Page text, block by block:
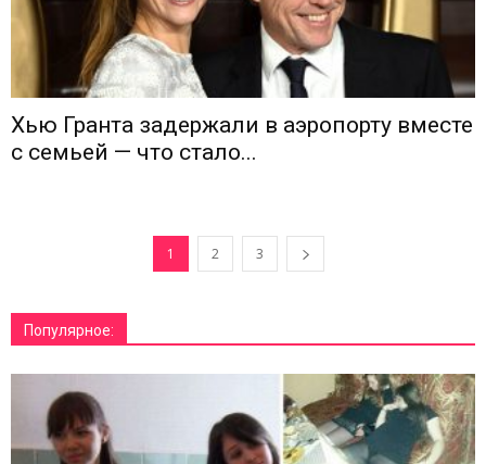
Хью Гранта задержали в аэропорту вместе
с семьей — что стало...
1 2 3
Популярное: